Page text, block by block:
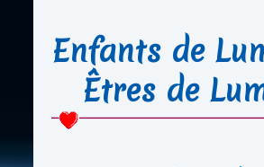
Enfants de
Êtres de